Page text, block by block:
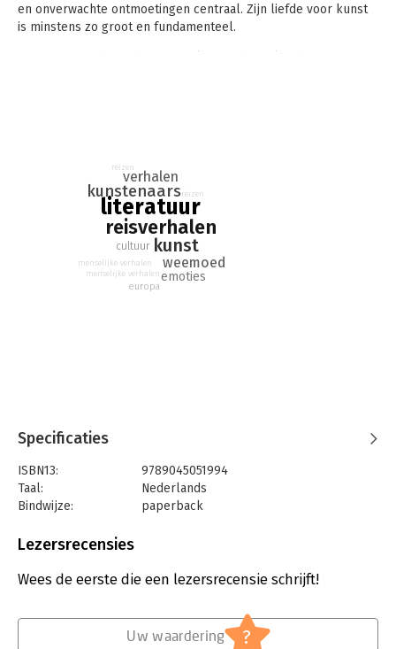
en onverwachte ontmoetingen centraal. Zijn liefde voor kunst
is minstens zo groot en fundamenteel.
De weemoed van de reiziger
menselijke essentie: als geen ander maakt Brokken duidelijk
dat reizen en kunst ons in beweging zetten, ons doen denken
literatuur
reisverhalen
kunst
kunstenaars
verhalen
weemoed
emoties
cultuur
europa
menselijke verhalen
reizen
menselijke verhalen
reizen
Specificaties
ISBN13:
9789045051994
Taal:
Nederlands
Bindwijze:
paperback
Uitgever:
Verschijningsdatum:
3-6-2025
Literatuur en romans
Lezersrecensies
Wees de eerste die een lezersrecensie schrijft!
Uw waardering ?